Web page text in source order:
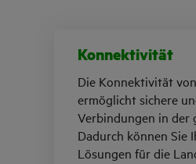
Konnektivität
Die Konnektivität
ermöglicht sichere
Verbindungen in der
Dadurch können Sie
Lösungen für die